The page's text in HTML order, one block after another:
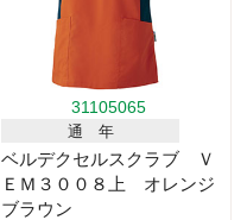
31105065
通 年
ベルデクセルスクラブ Ｖ
ＥＭ３００８上 オレンジ
ブラウン